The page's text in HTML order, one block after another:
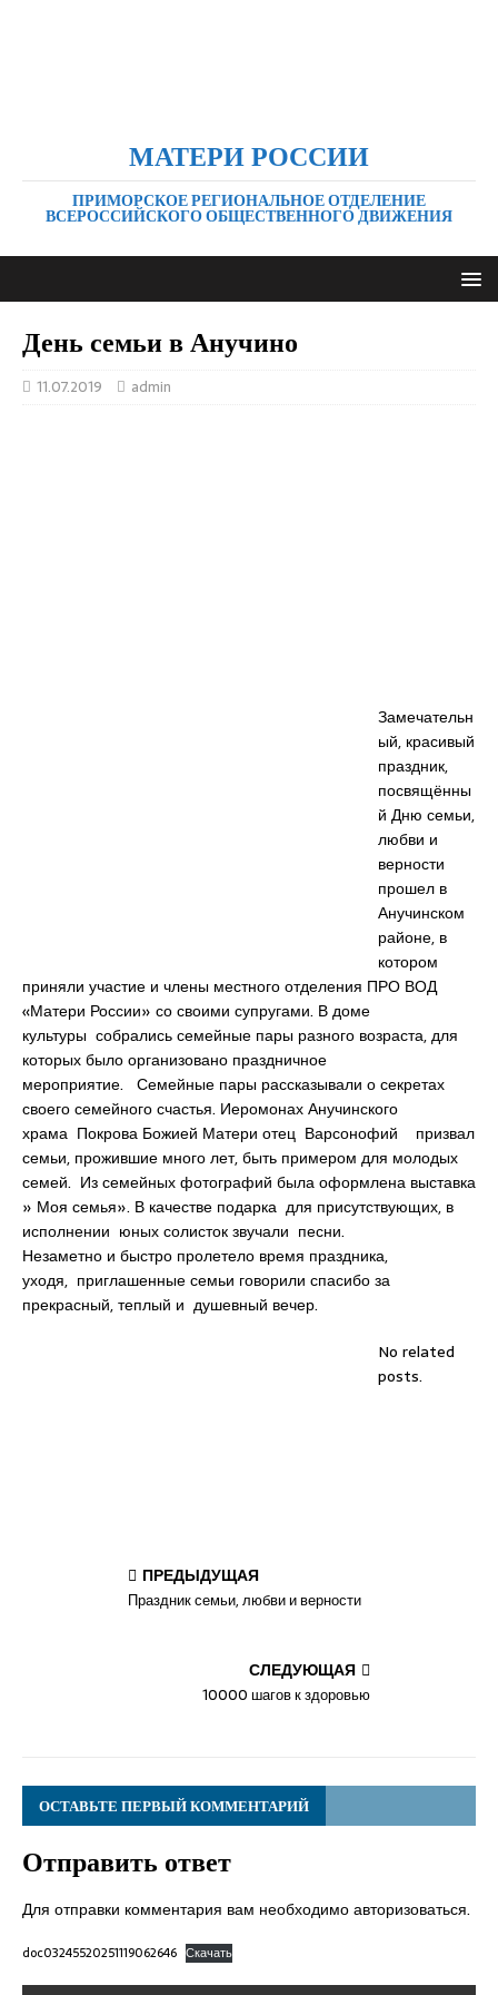
МАТЕРИ РОССИИ
ПРИМОРСКОЕ РЕГИОНАЛЬНОЕ ОТДЕЛЕНИЕ
ВСЕРОССИЙСКОГО ОБЩЕСТВЕННОГО ДВИЖЕНИЯ
День семьи в Анучино
11.07.2019 admin
Замечательн
ый, красивый
праздник,
посвящённы
й Дню семьи,
любви и
верности
прошел в
Анучинском
районе, в
котором
приняли участие и члены местного отделения ПРО ВОД
«Матери России» со своими супругами. В доме
культуры собрались семейные пары разного возраста, для
которых было организовано праздничное
мероприятие. Семейные пары рассказывали о секретах
своего семейного счастья. Иеромонах Анучинского
храма Покрова Божией Матери отец Варсонофий призвал
семьи, прожившие много лет, быть примером для молодых
семей. Из семейных фотографий была оформлена выставка
» Моя семья». В качестве подарка для присутствующих, в
исполнении юных солисток звучали песни.
Незаметно и быстро пролетело время праздника,
уходя, приглашенные семьи говорили спасибо за
прекрасный, теплый и душевный вечер.
No related
posts.
ПРЕДЫДУЩАЯ
Праздник семьи, любви и верности
СЛЕДУЮЩАЯ
10000 шагов к здоровью
ОСТАВЬТЕ ПЕРВЫЙ КОММЕНТАРИЙ
Отправить ответ
Для отправки комментария вам необходимоавторизоваться.
doc03245520251119062646 Скачать